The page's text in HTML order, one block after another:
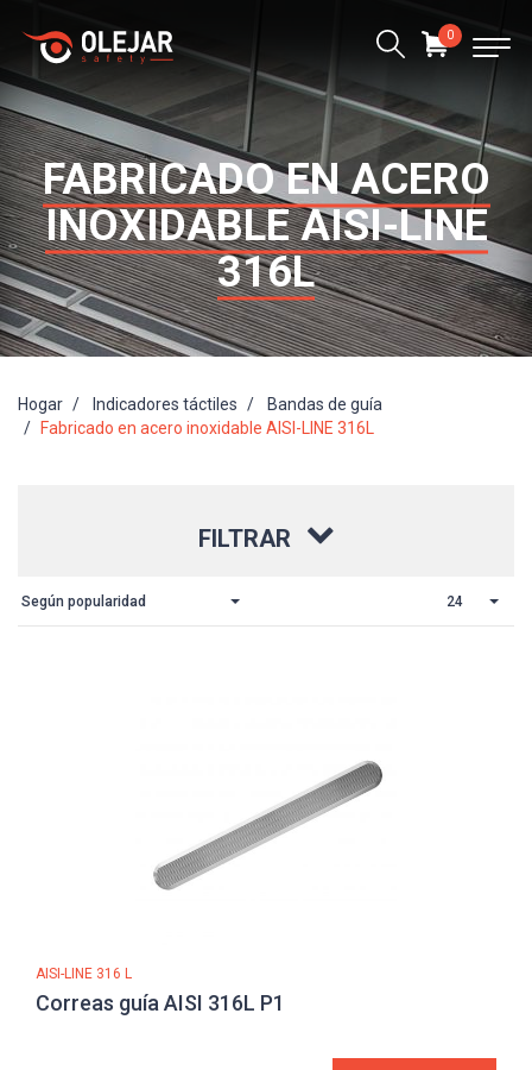
FABRICADO EN ACERO
INOXIDABLE AISI-LINE
316L
Hogar Indicadores táctiles
Bandas de guía
Fabricado en acero inoxidable AISI-LINE 316L
FILTRAR
Según popularidad 24
AISI-LINE 316 L
Correas guía AISI 316L P1
0